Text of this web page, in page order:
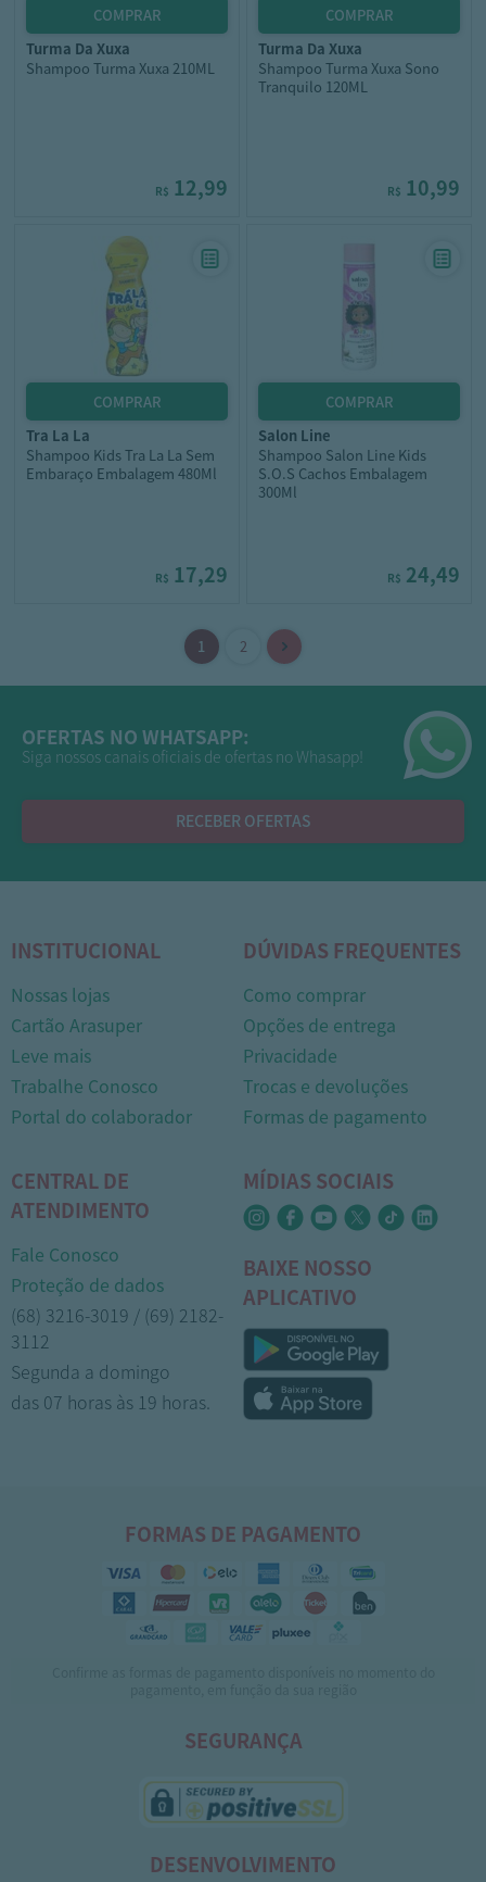
turma da xuxa
Shampoo Turma Xuxa 210ML
R$ 12,99
turma da xuxa
Shampoo Turma Xuxa Sono
Tranquilo 120ML
R$ 10,99
tra la la
Shampoo Kids Tra La La Sem
Embaraço Embalagem 480Ml
R$ 17,29
salon line
Shampoo Salon Line Kids
S.O.S Cachos Embalagem
300Ml
R$ 24,49
OFERTAS NO WHATSAPP:
Siga nossos canais oficiais de ofertas no Whasapp!
RECEBER OFERTAS
INSTITUCIONAL
Nossas lojas
Cartão Arasuper
Leve mais
Trabalhe Conosco
Portal do colaborador
DÚVIDAS FREQUENTES
Como comprar
Opções de entrega
Privacidade
Trocas e devoluções
Formas de pagamento
CENTRAL DE
ATENDIMENTO
Fale Conosco
Proteção de dados
(68) 3216-3019 / (69) 2182-
3112
Segunda a domingo
das 07 horas às 19 horas.
MÍDIAS SOCIAIS
BAIXE NOSSO
APLICATIVO
FORMAS DE PAGAMENTO
SEGURANÇA
DESENVOLVIMENTO